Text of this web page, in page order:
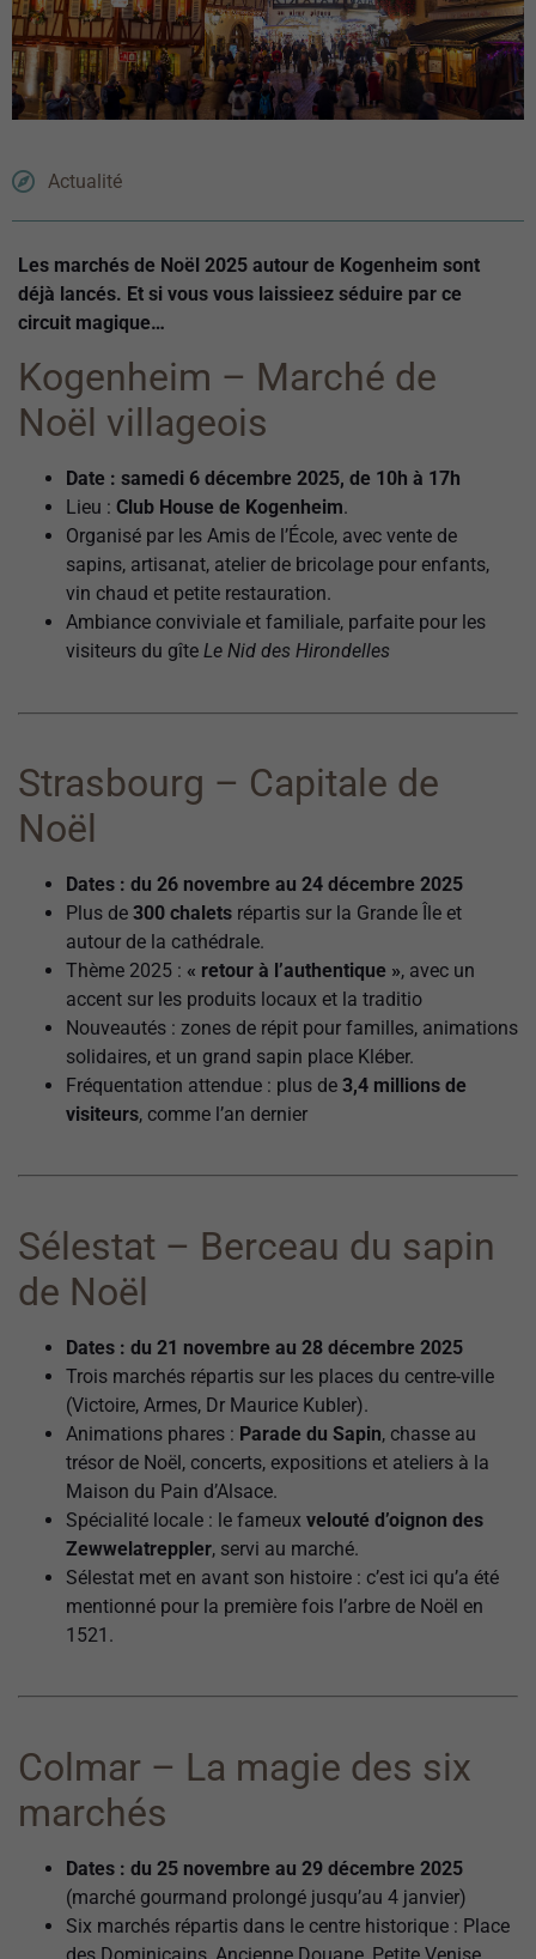
Actualité
Les marchés de Noël 2025 autour de Kogenheim sont
déjà lancés. Et si vous vous laissieez séduire par ce
circuit magique…
Kogenheim – Marché de
Noël villageois
Date : samedi 6 décembre 2025, de 10h à 17h
Lieu : Club House de Kogenheim.
Organisé par les Amis de l’École, avec vente de
sapins, artisanat, atelier de bricolage pour enfants,
vin chaud et petite restauration.
Ambiance conviviale et familiale, parfaite pour les
visiteurs du gîte Le Nid des Hirondelles
Strasbourg – Capitale de
Noël
Dates : du 26 novembre au 24 décembre 2025
Plus de 300 chalets répartis sur la Grande Île et
autour de la cathédrale.
Thème 2025 : « retour à l’authentique », avec un
accent sur les produits locaux et la traditio
Nouveautés : zones de répit pour familles, animations
solidaires, et un grand sapin place Kléber.
Fréquentation attendue : plus de 3,4 millions de
visiteurs, comme l’an dernier
Sélestat – Berceau du sapin
de Noël
Dates : du 21 novembre au 28 décembre 2025
Trois marchés répartis sur les places du centre-ville
(Victoire, Armes, Dr Maurice Kubler).
Animations phares : Parade du Sapin, chasse au
trésor de Noël, concerts, expositions et ateliers à la
Maison du Pain d’Alsace.
Spécialité locale : le fameux velouté d’oignon des
Zewwelatreppler, servi au marché.
Sélestat met en avant son histoire : c’est ici qu’a été
mentionné pour la première fois l’arbre de Noël en
1521.
Colmar – La magie des six
marchés
Dates : du 25 novembre au 29 décembre 2025
(marché gourmand prolongé jusqu’au 4 janvier)
Six marchés répartis dans le centre historique : Place
des Dominicains, Ancienne Douane, Petite Venise,